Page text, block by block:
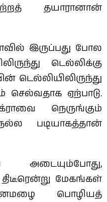
தயாரானான்
இருப்பது போல
டெல்லிக்கு
டெல்லியிலிருந்து
செல்வதாக ஏற்பாடு.
நெருங்கும்
படியாகத்தான்
திடீரென்று மேகங்கள்
பொழியத்